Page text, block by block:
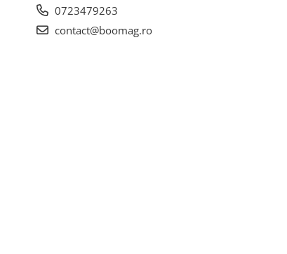
0723479263
contact@boomag.ro